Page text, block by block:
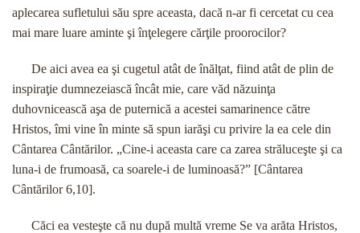
aplecarea sufletului său spre aceasta, dacă n-ar fi cercetat cu cea
mai mare luare aminte şi înţelegere cărţile proorocilor?
De aici avea ea şi cugetul atât de înălţat, fiind atât de plin de
inspiraţie dumnezeiască încât mie, care văd năzuinţa
duhovnicească aşa de puternică a acestei samarinence către
Hristos, îmi vine în minte să spun iarăşi cu privire la ea cele din
Cântarea Cântărilor. „Cine-i aceasta care ca zarea străluceşte şi ca
luna-i de frumoasă, ca soarele-i de luminoasă?” [Cântarea
Cântărilor 6,10].
Căci ea vesteşte că nu după multă vreme Se va arăta Hristos,